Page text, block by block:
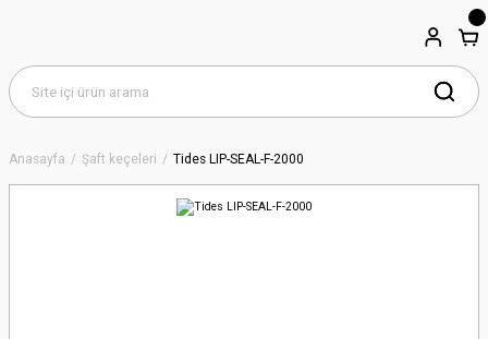
Anasayfa Şaft keçeleri Tides LIP-SEAL-F-2000